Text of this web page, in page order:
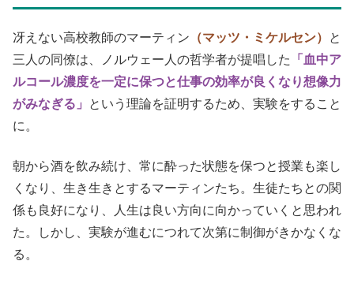
冴えない高校教師のマーティン （マッツ・ミケルセン）
と
三人の同僚は、ノルウェー人の哲学者が提唱した
「血中ア
ルコール濃度を一定に保つと仕事の効率が良くなり想像力
がみなぎる」
という理論を証明するため、実験をすること
に。
朝から酒を飲み続け、常に酔った状態を保つと授業も楽し
くなり、生き生きとするマーティンたち。生徒たちとの関
係も良好になり、人生は良い方向に向かっていくと思われ
た。しかし、実験が進むにつれて次第に制御がきかなくな
る。